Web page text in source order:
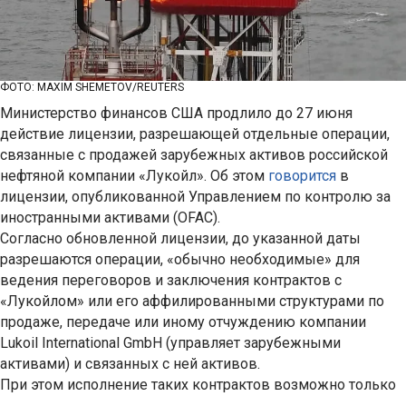
ФОТО: MAXIM SHEMETOV/REUTERS
Министерство финансов США продлило до 27 июня
действие лицензии, разрешающей отдельные операции,
связанные с продажей зарубежных активов российской
нефтяной компании «Лукойл». Об этом говорится в
лицензии, опубликованной Управлением по контролю за
иностранными активами (OFAC).
Согласно обновленной лицензии, до указанной даты
разрешаются операции, «обычно необходимые» для
ведения переговоров и заключения контрактов с
«Лукойлом» или его аффилированными структурами по
продаже, передаче или иному отчуждению компании
Lukoil International GmbH (управляет зарубежными
активами) и связанных с ней активов.
При этом исполнение таких контрактов возможно только